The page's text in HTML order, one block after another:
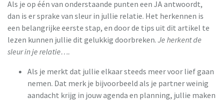
Als je op één van onderstaande punten een JA antwoordt,
dan is er sprake van sleur in jullie relatie. Het herkennen is
een belangrijke eerste stap, en door de tips uit dit artikel te
lezen kunnen jullie dit gelukkig doorbreken. Je herkent de
sleur in je relatie….
Als je merkt dat jullie elkaar steeds meer voor lief gaan
nemen. Dat merk je bijvoorbeeld als je partner weinig
aandacht krijg in jouw agenda en planning, jullie maken